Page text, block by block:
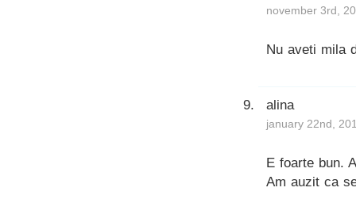
november 3rd,
Nu aveti mila
alina
january 22nd,
E foarte bun.
Am auzit ca